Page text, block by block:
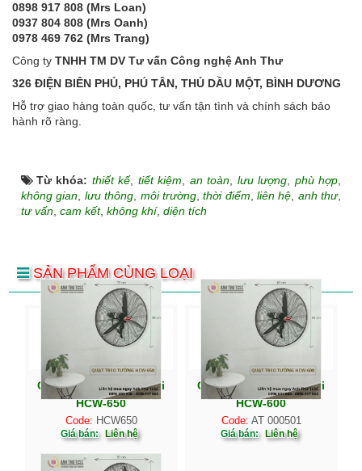
0898 917 808 (Mrs Loan)
0937 804 808 (Mrs Oanh)
0978 469 762 (Mrs Trang)
Công ty TNHH TM DV Tư vấn Công nghệ Anh Thư
326 ĐIỆN BIÊN PHỦ, PHÚ TÂN, THỦ DẦU MỘT, BÌNH DƯƠNG
Hỗ trợ giao hàng toàn quốc, tư vấn tận tình và chính sách bảo
hành rõ ràng.
Từ khóa: thiết kế, tiết kiệm, an toàn, lưu lượng, phù hợp,
không gian, lưu thông, môi trường,thời điểm, liên hệ, anh thư,
tư vấn, cam kết, không khí, diện tích
SẢN PHẨM CÙNG LOẠI
Quạt treo tường Haichi
HCW-650
Code: HCW650
Giá bán: Liên hệ
Quạt treo tường Haichi
HCW-600
Code: AT 000501
Giá bán: Liên hệ